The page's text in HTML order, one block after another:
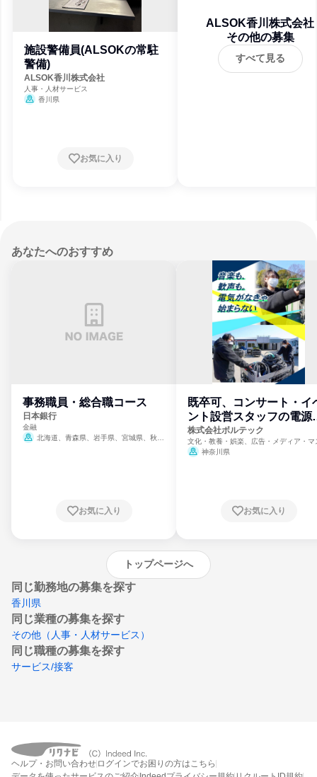
施設警備員(ALSOKの常駐
警備)
ALSOK香川株式会社
人事・人材サービス
香川県
お気に入り
ALSOK香川株式会社
その他の募集
すべて見る
あなたへのおすすめ
事務職員・総合職コース
日本銀行
金融
北海道、青森県、岩手県、宮城県、秋田
崎県、熊本県、大分県、宮崎県、鹿児島県、
お気に入り
既卒可、コンサート・イ
ント設営スタッフの電源
門
株式会社ボルテック
文化・教養・娯楽、広告・メディア・マ
ミ、電力・ガス・水道・エネルギー
神奈川県
お気に入り
トップページへ
同じ勤務地の募集を探す
香川県
同じ業種の募集を探す
その他（人事・人材サービス）
同じ職種の募集を探す
サービス/接客
ヘルプ・お問い合わせ ログインでお困りの方はこちら